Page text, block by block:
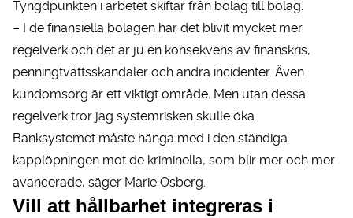
Tyngdpunkten i arbetet skiftar från bolag till bolag.
– I de finansiella bolagen har det blivit mycket mer
regelverk och det är ju en konsekvens av finanskris,
penningtvättsskandaler och andra incidenter. Även
kundomsorg är ett viktigt område. Men utan dessa
regelverk tror jag systemrisken skulle öka.
Banksystemet måste hänga med i den ständiga
kapplöpningen mot de kriminella, som blir mer och mer
avancerade, säger Marie Osberg.
Vill att hållbarhet integreras i